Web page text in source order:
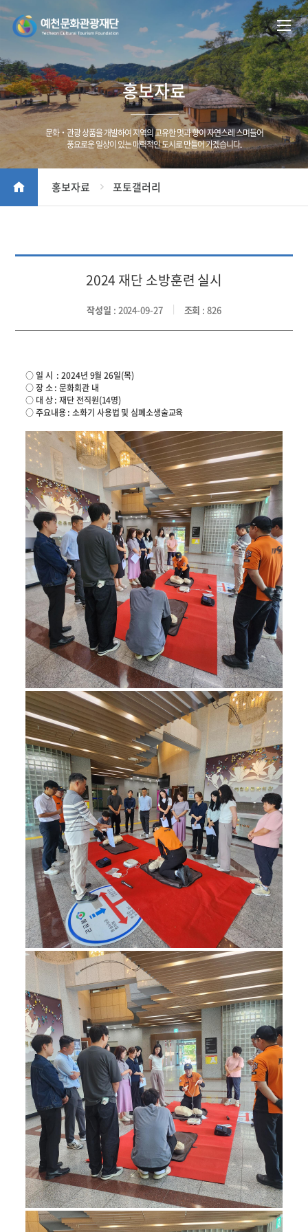
홍보자료
문화‧관광 상품을 개발하여 지역의 고유한 멋과 향이 자연스레 스며들어
풍요로운 일상이 있는 매력적인 도시로 만들어 가겠습니다.
홍보자료 포토갤러리
2024 재단 소방훈련 실시
작성일 : 2024-09-27 조회 : 826
○ 일 시 : 2024년 9월 26일(목)
○ 장 소 : 문화회관 내
○ 대 상 : 재단 전직원(14명)
○ 주요내용 : 소화기 사용법 및 심폐소생술교육